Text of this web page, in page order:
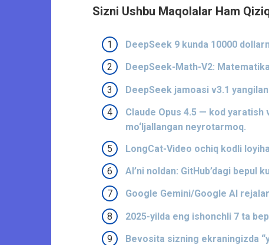
Sizni Ushbu Maqolalar Ham
DeepSeek 9 kunda 10000
DeepSeek-Math-V2:
DeepSeek jamoasi v3.1
Claude Opus 4.5 — kod
mo‘ljallangan neyrotarmoq.
LongCat-Video ochiq kodli
AI’ni noldan: GitHub’dagi bepul
Google Gemini/Google AI
2025-yilda eng ishonchli 7 ta
Bevosita sizning ekraningizda